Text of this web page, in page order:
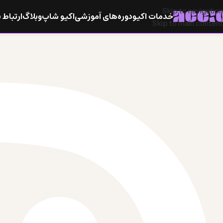
Skip to navigation
Skip to main contentخدمات اکیودوره‌های آموزشیاکیو شاپوبلاگارتباط